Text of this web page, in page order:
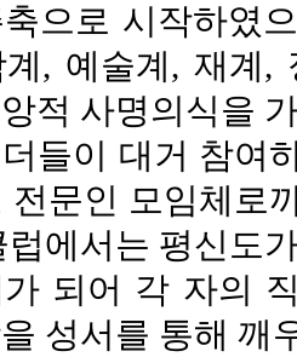
으로 시작하였
계, 예술계, 재계,
적 사명의식을
들이 대거 참여
전문인 모임체로
럽에서는 평신도
되어 각 자의
성서를 통해 깨